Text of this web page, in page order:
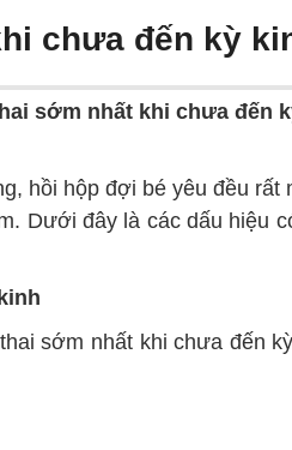
chưa đến kỳ
sớm nhất khi chưa đến
hồi hộp đợi bé yêu đều rất
Dưới đây là các dấu hiệu
sớm nhất khi chưa đến